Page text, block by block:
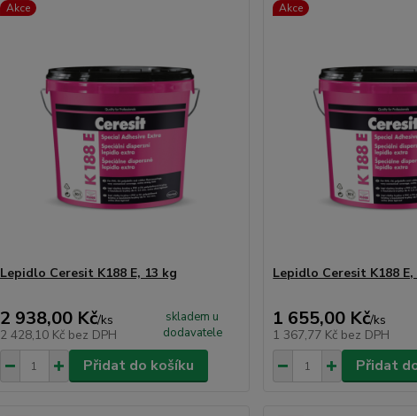
Akce
Lepidlo Ceresit K188 E, 13 kg
2 938,00 Kč/ks
2 428,10 Kč bez DPH
skladem u
dodavatele
Přidat do košíku
Akce
Lepidlo Ceresit K188 E,
1 655,00 Kč/ks
1 367,77 Kč bez DPH
Přidat